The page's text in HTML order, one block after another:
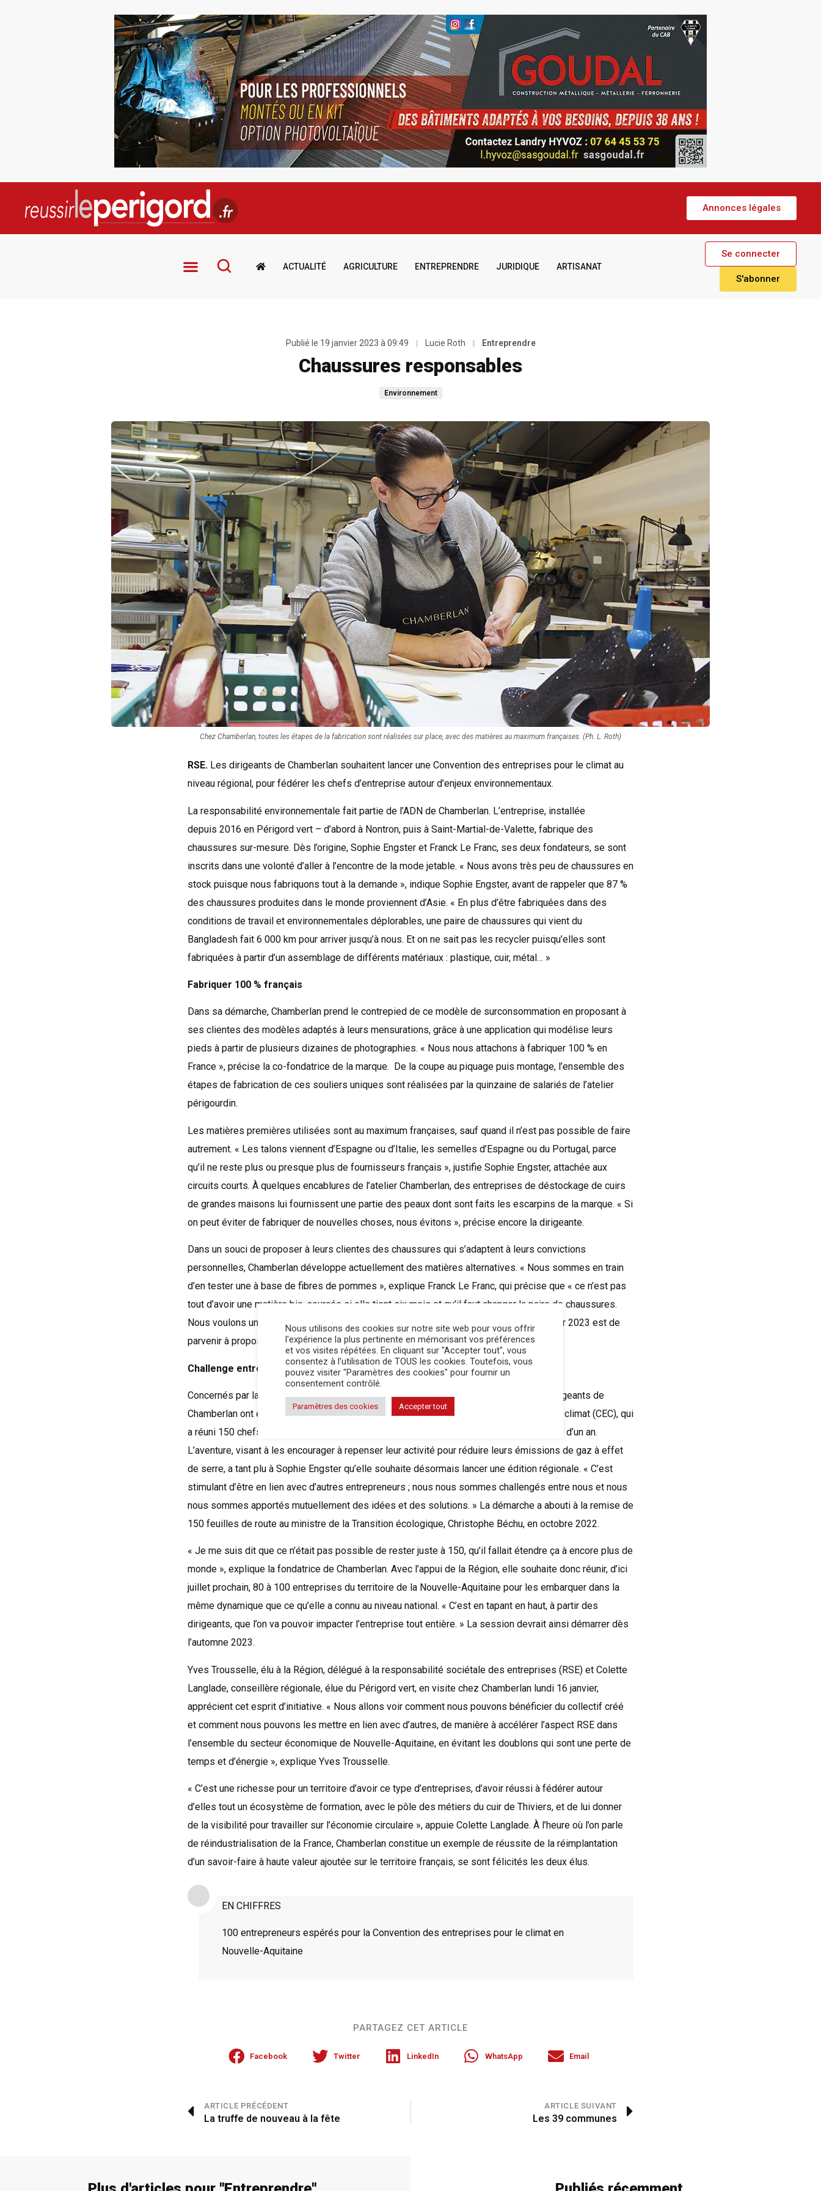
Annonces légales
ACTUALITÉ AGRICULTURE ENTREPRENDRE JURIDIQUE ARTISANAT
Se connecter
S'abonner
Publié le 19 janvier 2023 à 09:49 Lucie Roth Entreprendre
Chaussures responsables
Environnement
Chez Chamberlan, toutes les étapes de la fabrication sont réalisées sur place, avec des matières au maximum françaises. (Ph. L. Roth)
RSE. Les dirigeants de Chamberlan souhaitent lancer une Convention des entreprises pour le climat au
niveau régional, pour fédérer les chefs d’entreprise autour d’enjeux environnementaux.
La responsabilité environnementale fait partie de l’ADN de Chamberlan. L’entreprise, installée
depuis 2016 en Périgord vert – d’abord à Nontron, puis à Saint-Martial-de-Valette, fabrique des
chaussures sur-mesure. Dès l’origine, Sophie Engster et Franck Le Franc, ses deux fondateurs, se sont
inscrits dans une volonté d’aller à l’encontre de la mode jetable. « Nous avons très peu de chaussures en
stock puisque nous fabriquons tout à la demande », indique Sophie Engster, avant de rappeler que 87 %
des chaussures produites dans le monde proviennent d’Asie. « En plus d’être fabriquées dans des
conditions de travail et environnementales déplorables, une paire de chaussures qui vient du
Bangladesh fait 6 000 km pour arriver jusqu’à nous. Et on ne sait pas les recycler puisqu’elles sont
fabriquées à partir d’un assemblage de différents matériaux : plastique, cuir, métal… »
Fabriquer 100 % français
Dans sa démarche, Chamberlan prend le contrepied de ce modèle de surconsommation en proposant à
ses clientes des modèles adaptés à leurs mensurations, grâce à une application qui modélise leurs
pieds à partir de plusieurs dizaines de photographies. « Nous nous attachons à fabriquer 100 % en
France », précise la co-fondatrice de la marque. De la coupe au piquage puis montage, l’ensemble des
étapes de fabrication de ces souliers uniques sont réalisées par la quinzaine de salariés de l’atelier
périgourdin.
Les matières premières utilisées sont au maximum françaises, sauf quand il n’est pas possible de faire
autrement. « Les talons viennent d’Espagne ou d’Italie, les semelles d’Espagne ou du Portugal, parce
qu’il ne reste plus ou presque plus de fournisseurs français », justifie Sophie Engster, attachée aux
circuits courts. À quelques encablures de l’atelier Chamberlan, des entreprises de déstockage de cuirs
de grandes maisons lui fournissent une partie des peaux dont sont faits les escarpins de la marque. « Si
on peut éviter de fabriquer de nouvelles choses, nous évitons », précise encore la dirigeante.
Dans un souci de proposer à leurs clientes des chaussures qui s’adaptent à leurs convictions
personnelles, Chamberlan développe actuellement des matières alternatives. « Nous sommes en train
d’en tester une à base de fibres de pommes », explique Franck Le Franc, qui précise que « ce n’est pas
tout d’avoir une matière bio-sourcée si elle tient six mois et qu’il faut changer la paire de chaussures.
Nous voulons un produit durable et responsable. » L’un des objectifs de l’entreprise pour 2023 est de
parvenir à proposer ses trois modèles best-seller dans des matières alternatives.
Challenge entre entrepreneurs
Concernés par la meilleure façon d’améliorer leurs pratiques environnementales, les dirigeants de
Chamberlan ont été invités, en 2021, à participer à la Convention des entreprises pour le climat (CEC), qui
a réuni 150 chefs d’entreprises françaises de toutes tailles et tous secteurs durant près d’un an.
L’aventure, visant à les encourager à repenser leur activité pour réduire leurs émissions de gaz à effet
de serre, a tant plu à Sophie Engster qu’elle souhaite désormais lancer une édition régionale. « C’est
stimulant d’être en lien avec d’autres entrepreneurs ; nous nous sommes challengés entre nous et nous
nous sommes apportés mutuellement des idées et des solutions. » La démarche a abouti à la remise de
150 feuilles de route au ministre de la Transition écologique, Christophe Béchu, en octobre 2022.
« Je me suis dit que ce n’était pas possible de rester juste à 150, qu’il fallait étendre ça à encore plus de
monde », explique la fondatrice de Chamberlan. Avec l’appui de la Région, elle souhaite donc réunir, d’ici
juillet prochain, 80 à 100 entreprises du territoire de la Nouvelle-Aquitaine pour les embarquer dans la
même dynamique que ce qu’elle a connu au niveau national. « C’est en tapant en haut, à partir des
dirigeants, que l’on va pouvoir impacter l’entreprise tout entière. » La session devrait ainsi démarrer dès
l’automne 2023.
Yves Trousselle, élu à la Région, délégué à la responsabilité sociétale des entreprises (RSE) et Colette
Langlade, conseillère régionale, élue du Périgord vert, en visite chez Chamberlan lundi 16 janvier,
apprécient cet esprit d’initiative. « Nous allons voir comment nous pouvons bénéficier du collectif créé
et comment nous pouvons les mettre en lien avec d’autres, de manière à accélérer l’aspect RSE dans
l’ensemble du secteur économique de Nouvelle-Aquitaine, en évitant les doublons qui sont une perte de
temps et d’énergie », explique Yves Trousselle.
« C’est une richesse pour un territoire d’avoir ce type d’entreprises, d’avoir réussi à fédérer autour
d’elles tout un écosystème de formation, avec le pôle des métiers du cuir de Thiviers, et de lui donner
de la visibilité pour travailler sur l’économie circulaire », appuie Colette Langlade. À l’heure où l’on parle
de réindustrialisation de la France, Chamberlan constitue un exemple de réussite de la réimplantation
d’un savoir-faire à haute valeur ajoutée sur le territoire français, se sont félicités les deux élus.
EN CHIFFRES
100 entrepreneurs espérés pour la Convention des entreprises pour le climat en
Nouvelle-Aquitaine
PARTAGEZ CET ARTICLE
Facebook Twitter LinkedIn WhatsApp Email
ARTICLE PRÉCÉDENT
La truffe de nouveau à la fête
ARTICLE SUIVANT
Les 39 communes
Nous utilisons des cookies sur notre site web pour vous offrir
l'expérience la plus pertinente en mémorisant vos préférences
et vos visites répétées. En cliquant sur "Accepter tout", vous
consentez à l'utilisation de TOUS les cookies. Toutefois, vous
pouvez visiter "Paramètres des cookies" pour fournir un
consentement contrôlé.
Paramètres des cookies Accepter tout